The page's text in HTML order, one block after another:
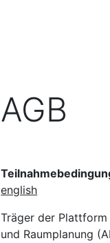
AGB
english
Träger der Plattform
und Raumplanung